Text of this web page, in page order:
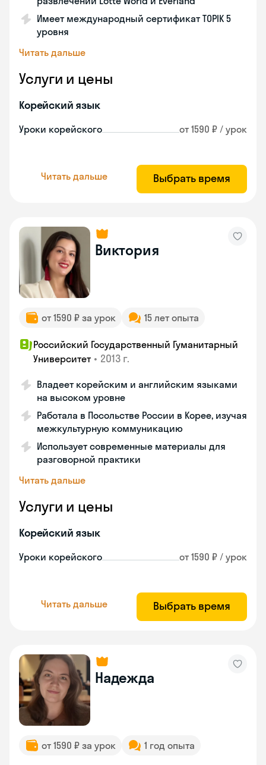
Имеет международный сертификат TOPIK 5
уровня
Читать дальше
Услуги и цены
Корейский язык
Уроки корейского от 1590 ₽ / урок
Читать дальше Выбрать время
Виктория
от 1590 ₽ за урок 15 лет опыта
Российский Государственный Гуманитарный
Университет • 2013 г.
Владеет корейским и английским языками
на высоком уровне
Работала в Посольстве России в Корее, изучая
межкультурную коммуникацию
Использует современные материалы для
разговорной практики
Читать дальше
Услуги и цены
Корейский язык
Уроки корейского от 1590 ₽ / урок
Читать дальше Выбрать время
Надежда
от 1590 ₽ за урок 1 год опыта